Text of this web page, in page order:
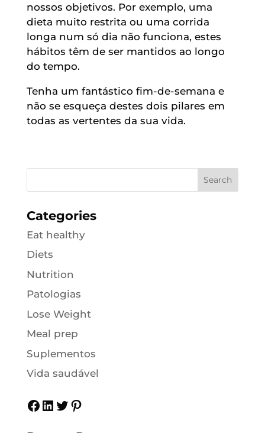
nossos objetivos. Por exemplo, uma
dieta muito restrita ou uma corrida
longa num só dia não funciona, estes
hábitos têm de ser mantidos ao longo
do tempo.
Tenha um fantástico fim-de-semana e
não se esqueça destes dois pilares em
todas as vertentes da sua vida.
Categories
Eat healthy
Diets
Nutrition
Patologias
Lose Weight
Meal prep
Suplementos
Vida saudável
Facebook
LinkedIn
Twitter
Pinterest